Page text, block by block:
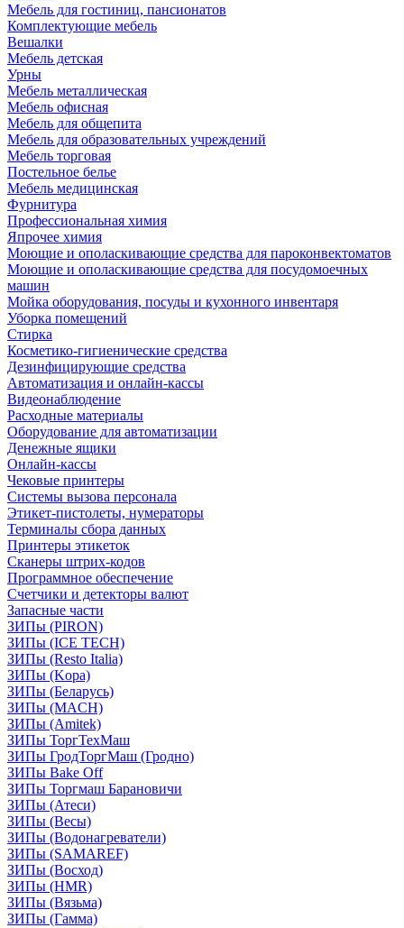
Мебель для гостиниц, пансионатов
Комплектующие мебель
Вешалки
Мебель детская
Урны
Мебель металлическая
Мебель офисная
Мебель для общепита
Мебель для образовательных учреждений
Мебель торговая
Постельное белье
Мебель медицинская
Фурнитура
Профессиональная химия
Япрочее химия
Моющие и ополаскивающие средства для пароконвектоматов
Моющие и ополаскивающие средства для посудомоечных
машин
Мойка оборудования, посуды и кухонного инвентаря
Уборка помещений
Стирка
Косметико-гигиенические средства
Дезинфицирующие средства
Автоматизация и онлайн-кассы
Видеонаблюдение
Расходные материалы
Оборудование для автоматизации
Денежные ящики
Онлайн-кассы
Чековые принтеры
Системы вызова персонала
Этикет-пистолеты, нумераторы
Терминалы сбора данных
Принтеры этикеток
Сканеры штрих-кодов
Программное обеспечение
Счетчики и детекторы валют
Запасные части
ЗИПы (PIRON)
ЗИПы (ICE TECH)
ЗИПы (Resto Italia)
ЗИПы (Kopa)
ЗИПы (Беларусь)
ЗИПы (MACH)
ЗИПы (Amitek)
ЗИПы ТоргТехМаш
ЗИПы ГродТоргМаш (Гродно)
ЗИПы Bake Off
ЗИПы Торгмаш Барановичи
ЗИПы (Атеси)
ЗИПы (Весы)
ЗИПы (Водонагреватели)
ЗИПы (SAMAREF)
ЗИПы (Восход)
ЗИПы (HMR)
ЗИПы (Вязьма)
ЗИПы (Гамма)